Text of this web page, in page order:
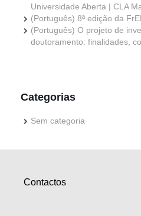
Universidade Aberta | CLA
(Português) 8ª edição da
(Português) O projeto de
doutoramento: finalidades,
Categorias
Sem categoria
Contactos